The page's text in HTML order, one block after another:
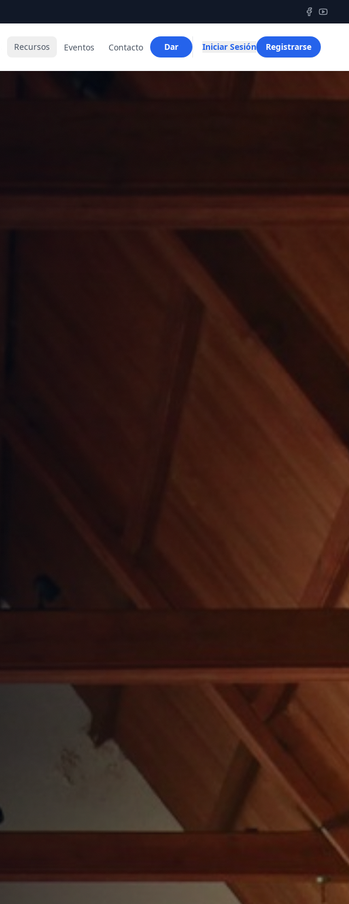
Recursos Eventos Contacto Dar Iniciar Sesión Registrarse